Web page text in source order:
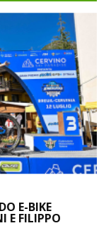
E-BIKE
E FILIPPO